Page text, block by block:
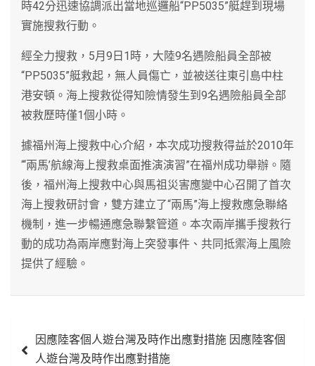
時42分迅速協調派出當地巡邏船“PP5035”艇趕到現場
實施搜救行動。
經全力搜救，5月9日1時，大陸9名遇險船員全部被
“PP5035”艇救起，無人員傷亡，並被送往東引島中柱
港安頓。海上搜救從得知險情發生到9名遇險船員全部
被救歷時僅1個小時。
據福州海上搜救中心介紹，本次成功搜救得益於2010年
“‘兩馬’航線海上搜救桌面推演演習”在福州成功舉辦。隨
後，福州海上搜救中心與馬祖災害應變中心召開了首次
海上搜救研討會，雙方建立了“兩馬”海上搜救應急聯絡
機制，進一步暢通應急聯繫管道。本次兩岸攜手搜救行
動的成功為兩岸應對海上突發事件、共同抵禦海上風險
提供了經驗。
章
因應陸客個人遊台灣及時作出應對措施 因應陸客個
人遊台灣及時作出應對措施